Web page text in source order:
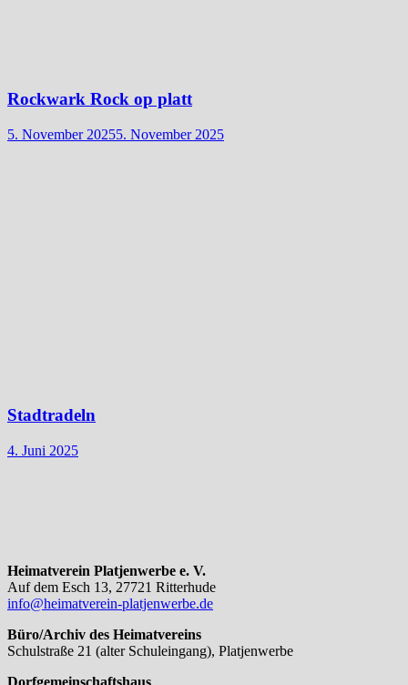
Rockwark Rock op platt
5. November 20255. November 2025
Stadtradeln
4. Juni 2025
Heimatverein Platjenwerbe e. V.
Auf dem Esch 13, 27721 Ritterhude
info@heimatverein-platjenwerbe.de
Büro/Archiv des Heimatvereins
Schulstraße 21 (alter Schuleingang), Platjenwerbe